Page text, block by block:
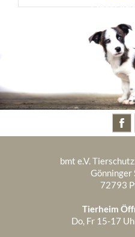
bmt e.V.
Gönninger
72793
Tierheim
Do, Fr 15-17